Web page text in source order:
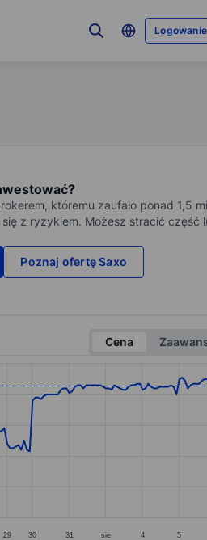
Logowanie
któremu zaufało ponad 1,5
z ryzykiem. Możesz stracić część
Poznaj ofertę Saxo
Cena
29 30 31 sie 4 5